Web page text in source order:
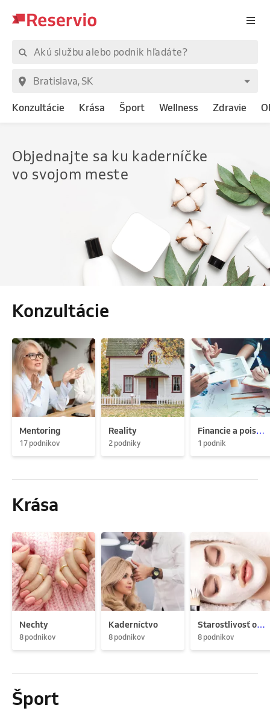
Konzultácie Krása Šport Wellness Zdravie
Objednajte sa ku kaderníčke
vo svojom meste
Konzultácie
Mentoring
17 podnikov
Reality
2 podniky
Financie a poistenie
1 podnik
Krása
Nechty
8 podnikov
Kaderníctvo
8 podnikov
Starostlivosť o pleť
8 podnikov
Šport